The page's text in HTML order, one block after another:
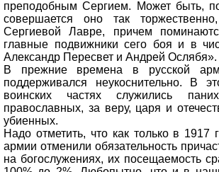
преподобным Сергием. Может быть,
совершается оно так
Сергиевой Лавре, причем
главные подвижники сего боя и в
Александр Пересвет и Андрей Ослябя».
В прежние времена в русской
поддерживался неукоснительно. В
воинских частях служились
православных, за веру, царя и
убиенных.
Надо отметить, что как только в 1917
армии отменили обязательность
на богослужениях, их посещаемость